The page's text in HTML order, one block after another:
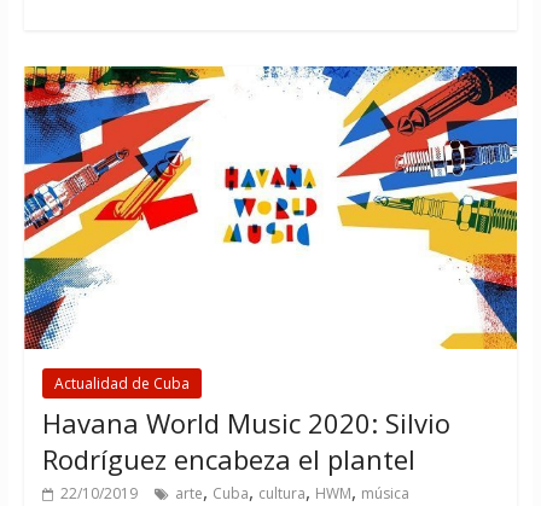
Actualidad de Cuba
Havana World Music 2020: Silvio
Rodríguez encabeza el plantel
22/10/2019 arte, Cuba, cultura, HWM, música